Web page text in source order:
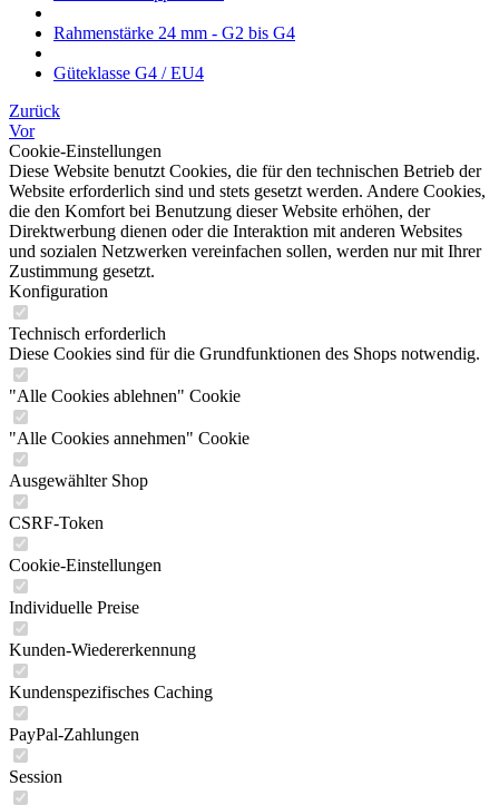
Rahmenstärke 24 mm - G2 bis G4
Güteklasse G4 / EU4
Zurück
Vor
Cookie-Einstellungen
Diese Website benutzt Cookies, die für den technischen Betrieb der
Website erforderlich sind und stets gesetzt werden. Andere Cookies,
die den Komfort bei Benutzung dieser Website erhöhen, der
Direktwerbung dienen oder die Interaktion mit anderen Websites
und sozialen Netzwerken vereinfachen sollen, werden nur mit Ihrer
Zustimmung gesetzt.
Konfiguration
Technisch erforderlich
Diese Cookies sind für die Grundfunktionen des Shops notwendig.
"Alle Cookies ablehnen" Cookie
"Alle Cookies annehmen" Cookie
Ausgewählter Shop
CSRF-Token
Cookie-Einstellungen
Individuelle Preise
Kunden-Wiedererkennung
Kundenspezifisches Caching
PayPal-Zahlungen
Session